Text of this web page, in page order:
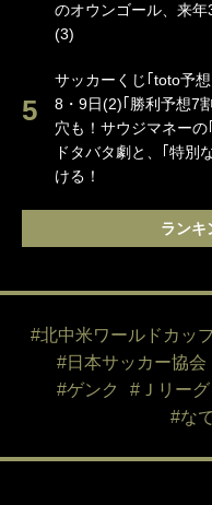
のオウンゴール、来年
(3)
サッカーくじ｢toto予
8・9日(2)｢勝利予想7
穴も！サウジマネーの
ドタバタ劇と、｢特別
ける！
ランキ
#北中米ワールドカッ
#日本サッカー協会
#ゲンク
#Ｊリーグ
#な